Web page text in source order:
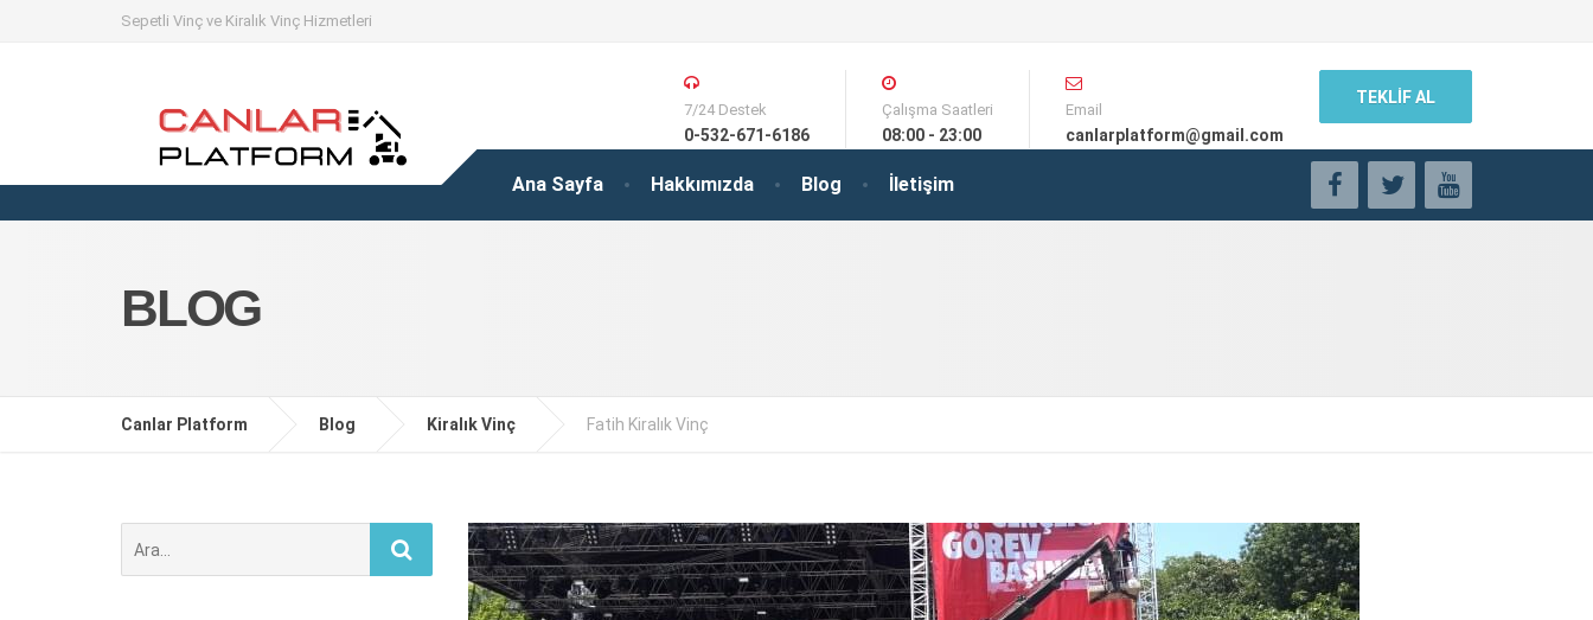
Sepetli Vinç ve Kiralık Vinç Hizmetleri
Ana Sayfa Hakkımızda Blog İletişim
7/24 Destek
0-532-671-6186
Çalışma Saatleri
08:00 - 23:00
Email
canlarplatform@gmail.com
TEKLİF AL
BLOG
Canlar Platform Blog Kiralık Vinç Fatih Kiralık Vinç
ara: